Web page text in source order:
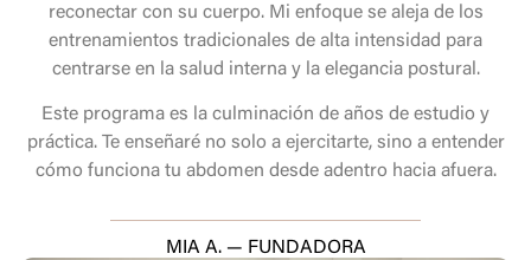
reconectar con su cuerpo. Mi enfoque se aleja de los
entrenamientos tradicionales de alta intensidad para
centrarse en la salud interna y la elegancia postural.
Este programa es la culminación de años de estudio y
práctica. Te enseñaré no solo a ejercitarte, sino a entender
cómo funciona tu abdomen desde adentro hacia afuera.
MIA A. — FUNDADORA